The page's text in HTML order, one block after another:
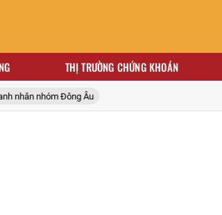
THỊ TRƯỜNG CHỨNG KHOÁN
nhóm Đông Âu